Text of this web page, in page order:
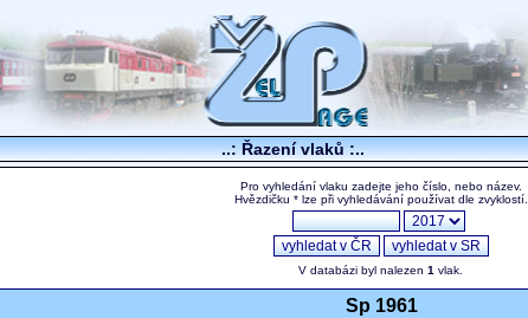
..: Řazení vlaků :..
Pro vyhledání vlaku zadejte jeho číslo, nebo název.
Hvězdičku * lze při vyhledávání používat dle zvyklostí.
V databázi byl nalezen 1 vlak.
Sp 1961